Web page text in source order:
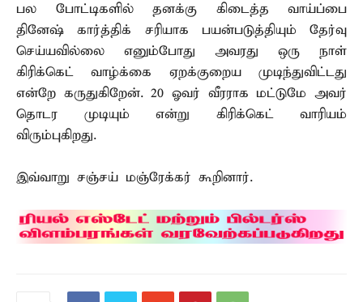
பல போட்டிகளில் தனக்கு கிடைத்த வாய்ப்பை
தினேஷ் கார்த்திக் சரியாக பயன்படுத்தியும் தேர்வு
செய்யவில்லை எனும்போது அவரது ஒரு நாள்
கிரிக்கெட் வாழ்க்கை ஏறக்குறைய முடிந்துவிட்டது
என்றே கருதுகிறேன். 20 ஓவர் வீரராக மட்டுமே அவர்
தொடர முடியும் என்று கிரிக்கெட் வாரியம்
விரும்புகிறது.
இவ்வாறு சஞ்சய் மஞ்ரேக்கர் கூறினார்.